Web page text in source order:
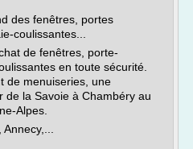
des fenêtres, portes
coulissantes...
de fenêtres, porte-
en toute sécurité.
de menuiseries, une
de la Savoie à Chambéry au
Alpes.